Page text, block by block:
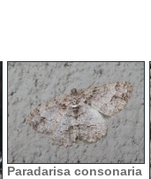
Paradarisa consonaria